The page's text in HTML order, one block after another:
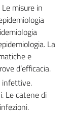
misure in
La
e
d’efficacia.
infettive.
Le catene di